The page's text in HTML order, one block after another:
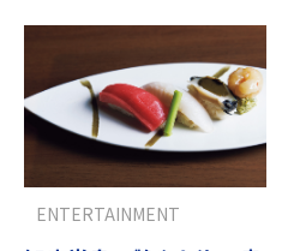
ENTERTAINMENT